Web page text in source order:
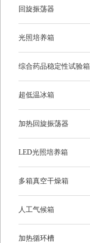
回旋振荡器
光照培养箱
综合药品稳定性试验箱
超低温冰箱
加热回旋振荡器
LED光照培养箱
多箱真空干燥箱
人工气候箱
加热循环槽